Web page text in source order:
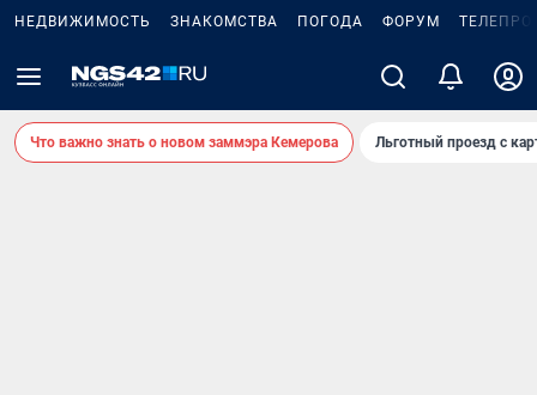
НЕДВИЖИМОСТЬ ЗНАКОМСТВА ПОГОДА ФОРУМ
Что важно знать о новом заммэра Кемерова Льготный проезд с